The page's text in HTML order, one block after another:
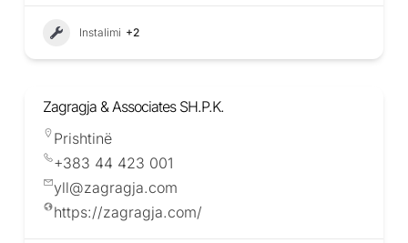
Instalimi +2
Zagragja & Associates SH.P.K.
Prishtinë
+383 44 423 001
yll@zagragja.com
https://zagragja.com/